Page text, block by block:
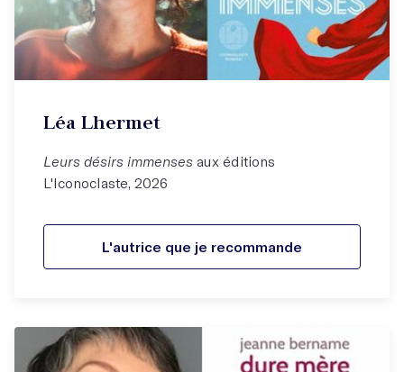
Léa Lhermet
Leurs désirs immenses aux éditions
L'Iconoclaste, 2026
L'autrice que je recommande